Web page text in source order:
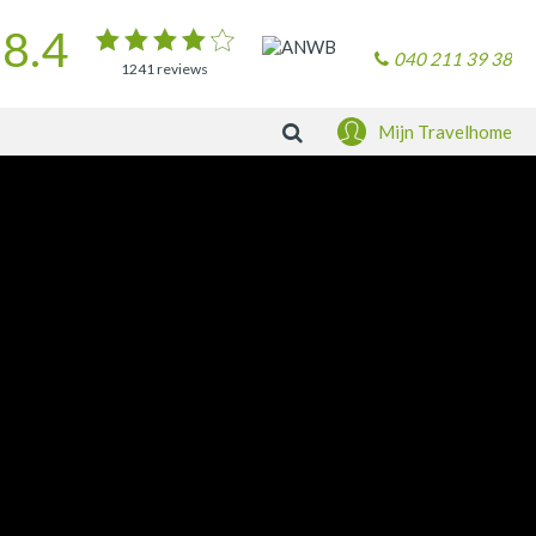
040 211 39 38
1241reviews
8.4
Zoeken Mijn Travelhome